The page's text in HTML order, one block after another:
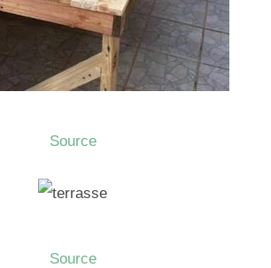
Source
Source